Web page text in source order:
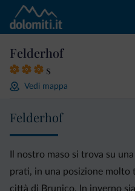
Felderhof
s
Vedi mappa
Felderhof
Il nostro maso si trova su
prati, in una posizione molto
città di Brunico. In inverno